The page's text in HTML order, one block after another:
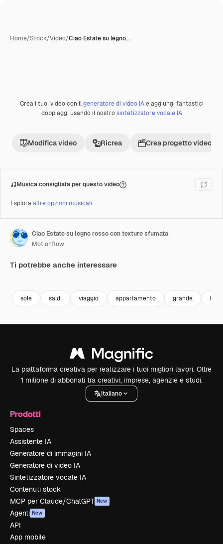
Home/Stock/Video/Ciao Estate su legno…
Premium
Crea i tuoi video con ilgeneratore di video IAe aggiungi fantastici
doppiaggi usando il nostrosintetizzatore vocale IA
Modifica video Ricrea Crea progetto video
Musica consigliata per questo video
Esploraaltre opzioni musicali
Ciao Estate su legno rosso con texture sfumata
Motionflow
Ti potrebbe anche interessare
sole saldi viaggio appartamento grande
La piattaforma creativa per realizzare i tuoi migliori lavori. Oltre
1 milione di abbonati tra creativi, imprese, agenzie e studi.
Italiano
Prodotti
Spaces
Assistente IA
Generatore di immagini IA
Generatore di video IA
Sintetizzatore vocale IA
Contenuti stock
MCP per Claude/ChatGPT New
Agenti New
API
App mobile